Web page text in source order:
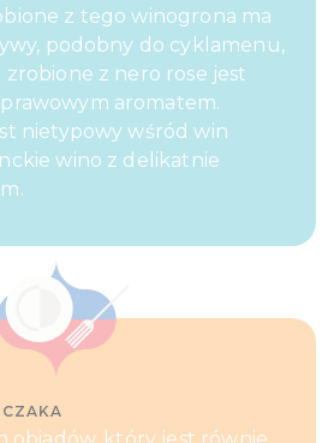
z tego winogrona ma
podobny do cyklamenu,
z nero rose jest
aromatem.
nietypowy wśród win
wino z delikatnie